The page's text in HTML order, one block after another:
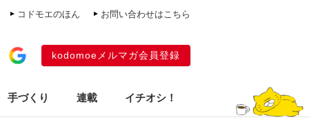
コドモエのほん お問い合わせはこちら
kodomoeメルマガ会員登録
手づくり 連載 イチオシ！